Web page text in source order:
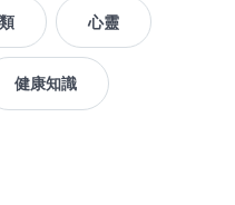
心靈
健康知識